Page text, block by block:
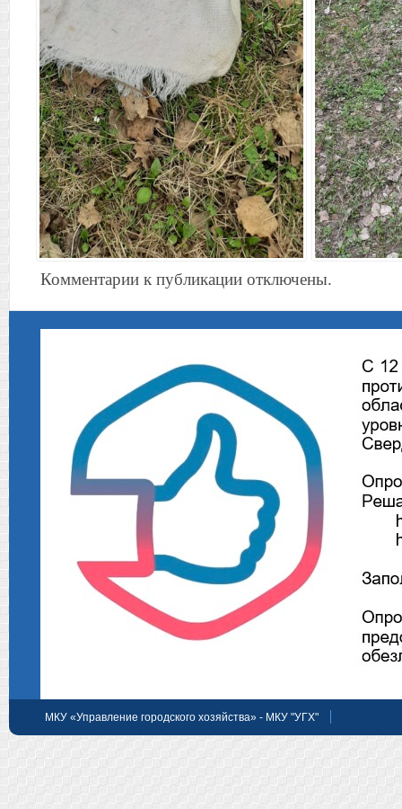
Комментарии к публикации отключены.
МКУ «Управление городского хозяйства» - МКУ "УГХ"